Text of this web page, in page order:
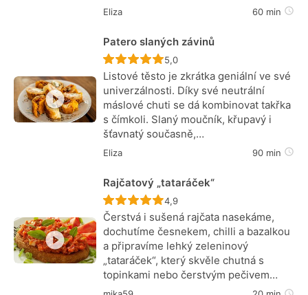
Eliza 60 min
Patero slaných závinů
Recept ještě nebyl hodnocen
5,0
Listové těsto je zkrátka geniální ve své
univerzálnosti. Díky své neutrální
máslové chuti se dá kombinovat takřka
s čímkoli. Slaný moučník, křupavý i
šťavnatý současně,…
Eliza 90 min
Rajčatový „tataráček“
Recept ještě nebyl hodnocen
4,9
Čerstvá i sušená rajčata nasekáme,
dochutíme česnekem, chilli a bazalkou
a připravíme lehký zeleninový
„tataráček“, který skvěle chutná s
topinkami nebo čerstvým pečivem…